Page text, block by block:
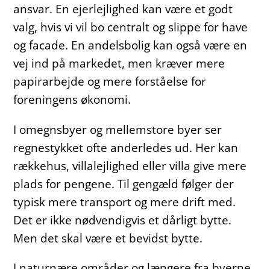
ansvar. En ejerlejlighed kan være et godt
valg, hvis vi vil bo centralt og slippe for have
og facade. En andelsbolig kan også være en
vej ind på markedet, men kræver mere
papirarbejde og mere forståelse for
foreningens økonomi.
I omegnsbyer og mellemstore byer ser
regnestykket ofte anderledes ud. Her kan
rækkehus, villalejlighed eller villa give mere
plads for pengene. Til gengæld følger der
typisk mere transport og mere drift med.
Det er ikke nødvendigvis et dårligt bytte.
Men det skal være et bevidst bytte.